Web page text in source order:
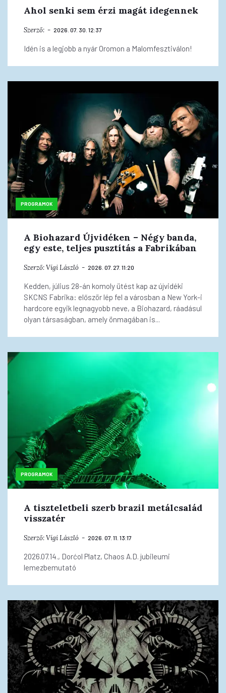
Ahol senki sem érzi magát idegennek
Szerző: 2026. 07. 30. 12:37
Idén is a legjobb a nyár Oromon a Malomfesztiválon!
PROGRAMOK
A Biohazard Újvidéken – Négy banda,
egy este, teljes pusztítás a Fabrikában
Szerző:Vígi László 2026. 07. 27. 11:20
Kedden, július 28-án komoly ütést kap az újvidéki
SKCNS Fabrika: először lép fel a városban a New York-i
hardcore egyik legnagyobb neve, a Biohazard, ráadásul
olyan társaságban, amely önmagában is...
PROGRAMOK
A tiszteletbeli szerb brazil metálcsalád
visszatér
Szerző:Vígi László 2026. 07. 11. 13:17
2026.07.14., Dorćol Platz, Chaos A.D. jubileumi
lemezbemutató